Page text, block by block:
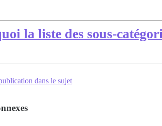
la liste des sous-
dans le sujet